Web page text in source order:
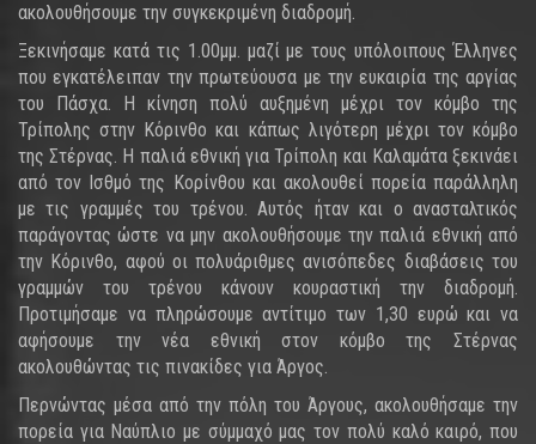
ακολουθήσουμε την συγκεκριμένη διαδρομή.
Ξεκινήσαμε κατά τις 1.00μμ. μαζί με τους υπόλοιπους Έλληνες
που εγκατέλειπαν την πρωτεύουσα με την ευκαιρία της αργίας
του Πάσχα. Η κίνηση πολύ αυξημένη μέχρι τον κόμβο της
Τρίπολης στην Κόρινθο και κάπως λιγότερη μέχρι τον κόμβο
της Στέρνας. Η παλιά εθνική για Τρίπολη και Καλαμάτα ξεκινάει
από τον Ισθμό της Κορίνθου και ακολουθεί πορεία παράλληλη
με τις γραμμές του τρένου. Αυτός ήταν και ο ανασταλτικός
παράγοντας ώστε να μην ακολουθήσουμε την παλιά εθνική από
την Κόρινθο, αφού οι πολυάριθμες ανισόπεδες διαβάσεις του
γραμμών του τρένου κάνουν κουραστική την διαδρομή.
Προτιμήσαμε να πληρώσουμε αντίτιμο των 1,30 ευρώ και να
αφήσουμε την νέα εθνική στον κόμβο της Στέρνας
ακολουθώντας τις πινακίδες για Άργος.
Περνώντας μέσα από την πόλη του Άργους, ακολουθήσαμε την
πορεία για Ναύπλιο με σύμμαχό μας τον πολύ καλό καιρό, που